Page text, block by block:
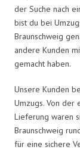
der Suche nach
bist du bei
Braunschweig
andere Kunden
gemacht haben.
Unsere Kunden
Umzugs. Von der
Lieferung waren
Braunschweig
für eine sichere